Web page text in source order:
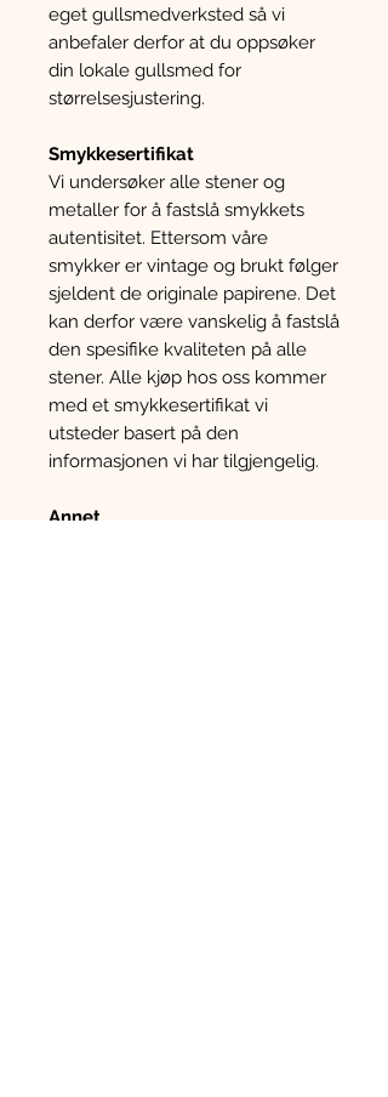
eget gullsmedverksted så vi
anbefaler derfor at du oppsøker
din lokale gullsmed for
størrelsesjustering.
Smykkesertifikat
Vi undersøker alle stener og
metaller for å fastslå smykkets
autentisitet. Ettersom våre
smykker er vintage og brukt følger
sjeldent de originale papirene. Det
kan derfor være vanskelig å fastslå
den spesifike kvaliteten på alle
stener. Alle kjøp hos oss kommer
med et smykkesertifikat vi
utsteder basert på den
informasjonen vi har tilgjengelig.
Annet